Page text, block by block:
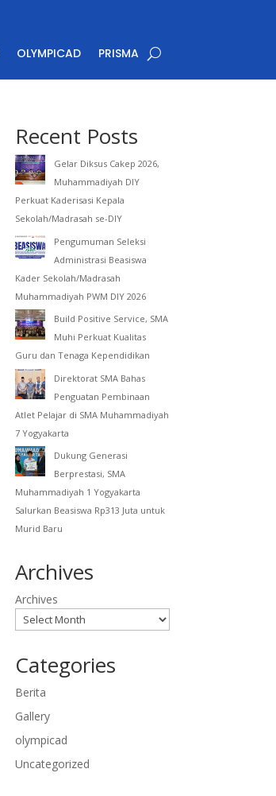
OLYMPICAD PRISMA
Recent Posts
Gelar Diksus Cakep 2026,
Muhammadiyah DIY
Perkuat Kaderisasi Kepala
Sekolah/Madrasah se-DIY
Pengumuman Seleksi
Administrasi Beasiswa
Kader Sekolah/Madrasah
Muhammadiyah PWM DIY 2026
Build Positive Service, SMA
Muhi Perkuat Kualitas
Guru dan Tenaga Kependidikan
Direktorat SMA Bahas
Penguatan Pembinaan
Atlet Pelajar di SMA Muhammadiyah
7 Yogyakarta
Dukung Generasi
Berprestasi, SMA
Muhammadiyah 1 Yogyakarta
Salurkan Beasiswa Rp313 Juta untuk
Murid Baru
Archives
Archives
Categories
Berita
Gallery
olympicad
Uncategorized